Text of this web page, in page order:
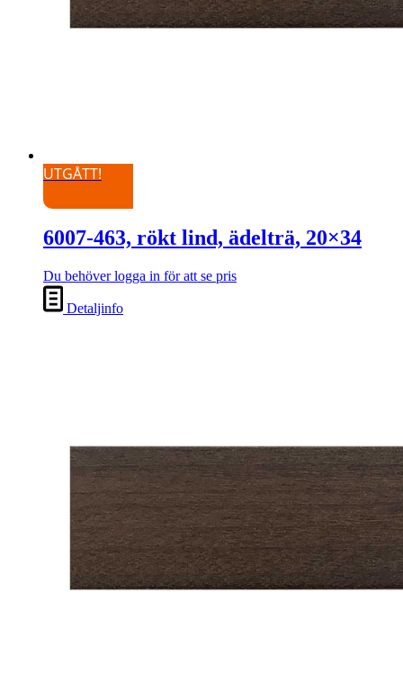
UTGÅTT!
6007-463, rökt lind, ädelträ, 20×34
Du behöver logga in för att se pris
Detaljinfo